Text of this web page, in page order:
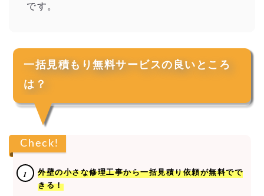
です。
一括見積もり無料サービスの良いところ
は？
Check!
外壁の小さな修理工事から一括見積り依頼が無料でで
きる！